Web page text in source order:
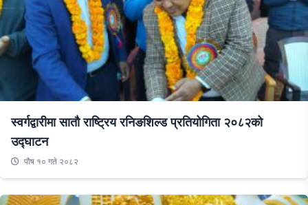
स्वर्गद्वारीमा सातौ राष्ट्रिय रनिङशिल्ड प्रतियोगिता २०८२को
उद्घाटन
पौष १० गते २०८२